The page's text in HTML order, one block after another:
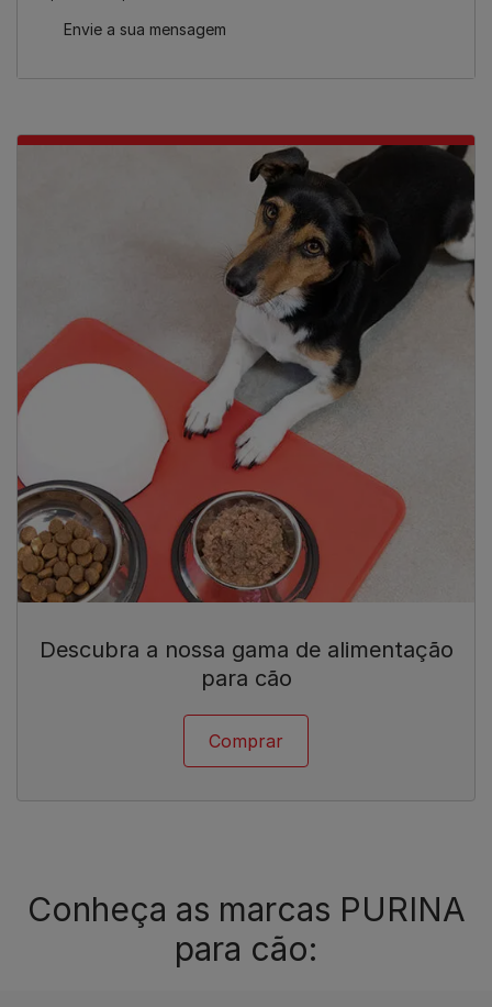
Envie a sua mensagem
Descubra a nossa gama de alimentação
para cão
Comprar
Conheça as marcas PURINA
para cão: